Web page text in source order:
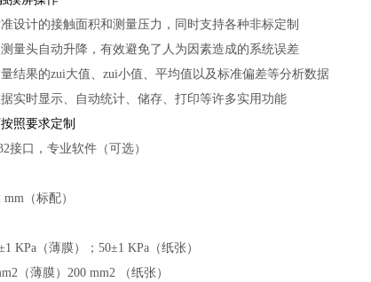
设计的接触面积和测量压力，同时支持各种非标定制
量头自动升降，有效避免了人为因素造成的系统误差
结果的zui大值、zui小值、平均值以及标准偏差等分析数据
实时显示、自动统计、储存、打印等许多实用功能
照要求定制
接口，专业软件（可选）
（标配）
KPa（薄膜）；50±1 KPa（纸张）
（薄膜）200 mm2 （纸张）